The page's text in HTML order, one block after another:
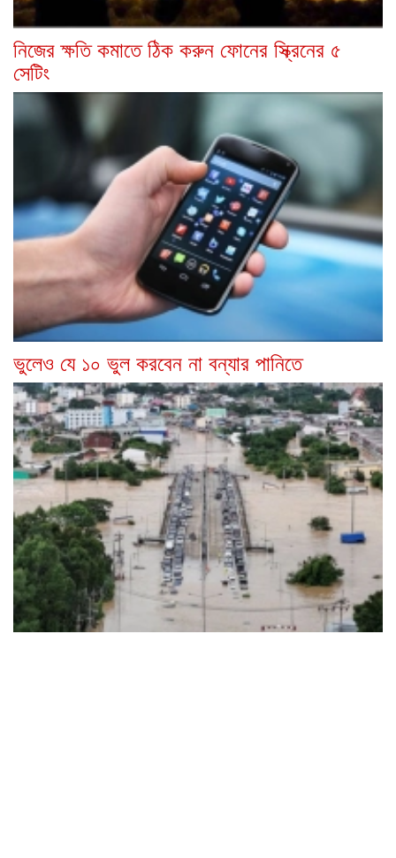
নিজের ক্ষতি কমাতে ঠিক করুন ফোনের স্ক্রিনের ৫
সেটিং
ভুলেও যে ১০ ভুল করবেন না বন্যার পানিতে